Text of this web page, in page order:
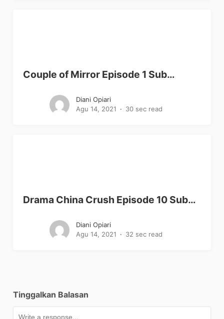
Couple of Mirror Episode 1 Sub…
Diani Opiari
Agu 14, 2021
30 sec read
Drama China Crush Episode 10 Sub…
Diani Opiari
Agu 14, 2021
32 sec read
Tinggalkan Balasan